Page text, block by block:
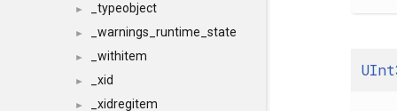
► _typeobject
► _warnings_runtime_state
► _withitem
► _xid
► _xidregitem